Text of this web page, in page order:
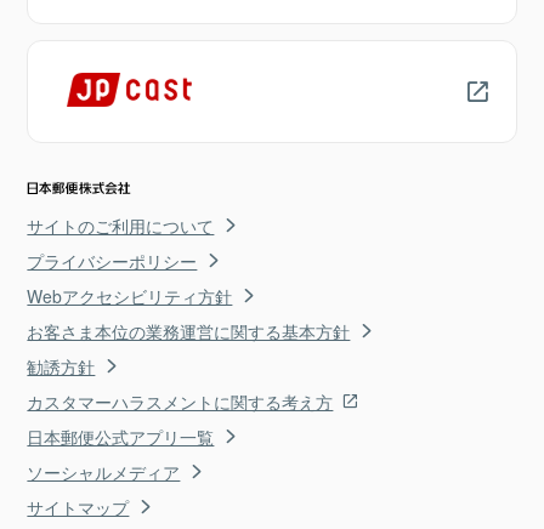
サイトのご利用について
プライバシーポリシー
Webアクセシビリティ方針
お客さま本位の業務運営に関する基本方針
勧誘方針
カスタマーハラスメントに関する考え方
日本郵便公式アプリ一覧
ソーシャルメディア
サイトマップ